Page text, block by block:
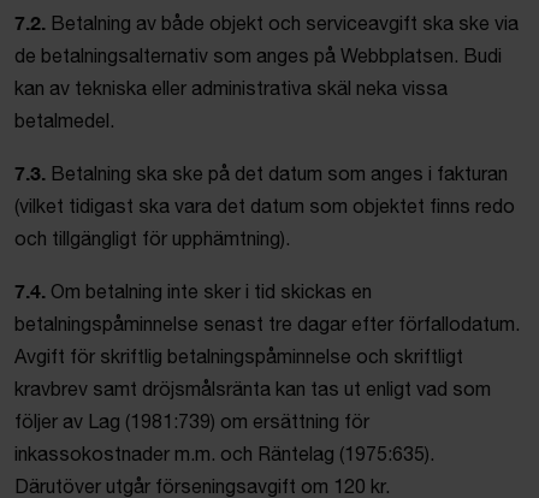
7.2. Betalning av både objekt och serviceavgift ska ske via
de betalningsalternativ som anges på Webbplatsen. Budi
kan av tekniska eller administrativa skäl neka vissa
betalmedel.
7.3. Betalning ska ske på det datum som anges i fakturan
(vilket tidigast ska vara det datum som objektet finns redo
och tillgängligt för upphämtning).
7.4. Om betalning inte sker i tid skickas en
betalningspåminnelse senast tre dagar efter förfallodatum.
Avgift för skriftlig betalningspåminnelse och skriftligt
kravbrev samt dröjsmålsränta kan tas ut enligt vad som
följer av Lag (1981:739) om ersättning för
inkassokostnader m.m. och Räntelag (1975:635).
Därutöver utgår förseningsavgift om 120 kr.